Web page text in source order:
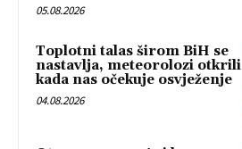
05.08.2026
Toplotni talas širom BiH se
nastavlja, meteorolozi otkrili
kada nas očekuje osvježenje
04.08.2026